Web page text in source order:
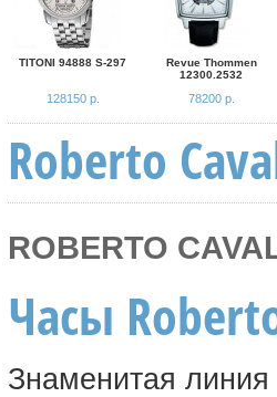
TITONI 94888 S-297
128150 р.
Revue Thommen
12300.2532
78200 р.
Roberto
ROBERTO
Часы
Знаменитая